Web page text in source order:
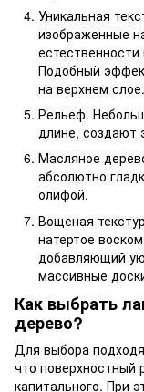
Уникальная
изображенные
Подобный
на верхнем слое.
Рельеф.
длине, создают
Масляное
абсолютно
олифой.
Вощеная
натертое
добавляющий
массивные
Как выбрать
дерево?
Для выбора
что поверхностный
капитального. При